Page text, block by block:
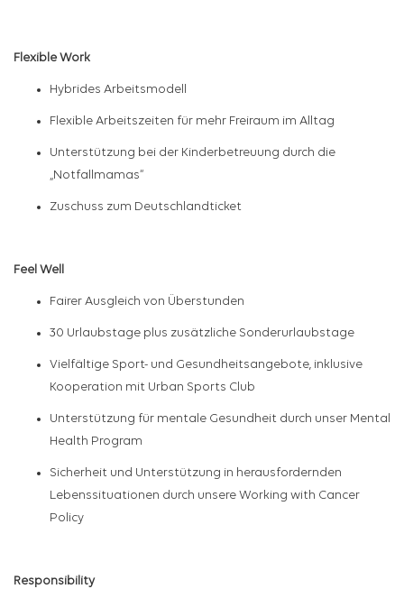
Flexible Work
Hybrides Arbeitsmodell
Flexible Arbeitszeiten für mehr Freiraum im Alltag
Unterstützung bei der Kinderbetreuung durch die
„Notfallmamas“
Zuschuss zum Deutschlandticket
Feel Well
Fairer Ausgleich von Überstunden
30 Urlaubstage plus zusätzliche Sonderurlaubstage
Vielfältige Sport- und Gesundheitsangebote, inklusive
Kooperation mit Urban Sports Club
Unterstützung für mentale Gesundheit durch unser Mental
Health Program
Sicherheit und Unterstützung in herausfordernden
Lebenssituationen durch unsere Working with Cancer
Policy
Responsibility